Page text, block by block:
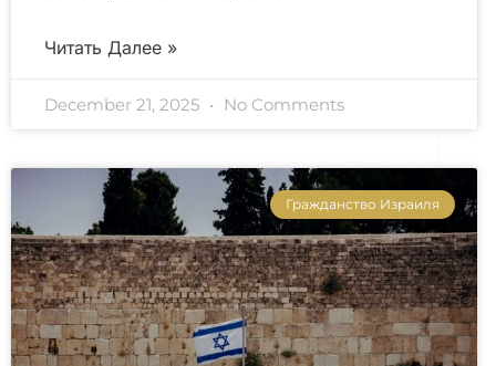
Читать Далее »
December 21, 2025 No Comments
Гражданство Израиля